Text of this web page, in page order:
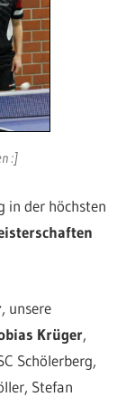
:]
in der höchsten
, unsere
Krüger,
Schölerberg,
Stefan